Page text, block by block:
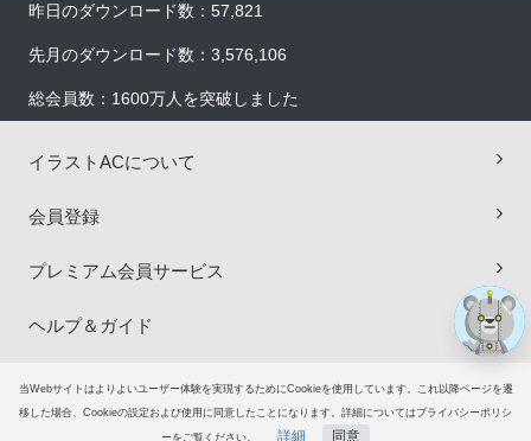
当Webサイトはよりよいユーザー体験を実現するためにCookieを使用しています。これ以降ページを遷
移した場合、Cookieの設定および使用に同意したことになります。詳細についてはプライバシーポリシ
ーをご覧ください。 詳細 同意
昨日のダウンロード数：57,821
先月のダウンロード数：3,576,106
総会員数：1600万人を突破しました
イラストACについて
会員登録
プレミアム会員サービス
ヘルプ＆ガイド
グループサイト